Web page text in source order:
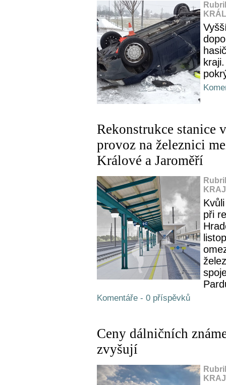
Rekonstrukce stanice
provoz na železnici
Králové a Jaroměří
při
Komentáře - 0 příspěvků
Ceny dálničních
zvyšují